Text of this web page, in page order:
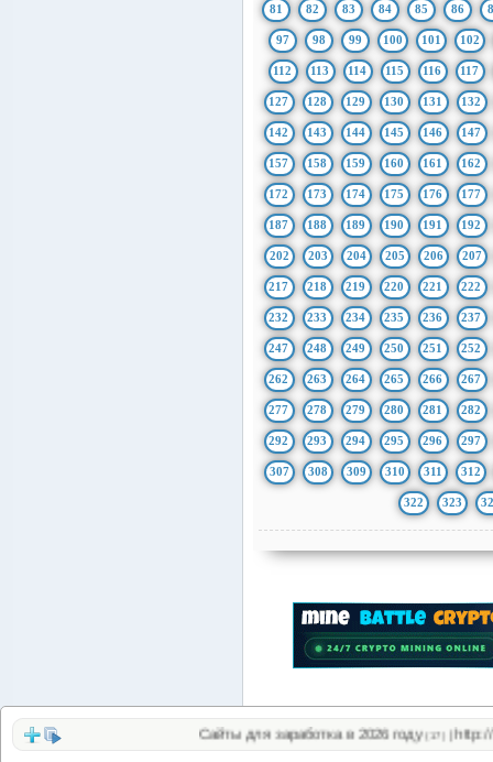
81 82 83 84 85 86
97 98 99 100 101 102
112 113 114 115 116 117
127 128 129 130 131 132
142 143 144 145 146 147
157 158 159 160 161 162
172 173 174 175 176 177
187 188 189 190 191 192
202 203 204 205 206 207
217 218 219 220 221 222
232 233 234 235 236 237
247 248 249 250 251 252
262 263 264 265 266 267
277 278 279 280 281 282
292 293 294 295 296 297
307 308 309 310 311 312
322 323
Сайты для заработка в 2026 году(17)|http://